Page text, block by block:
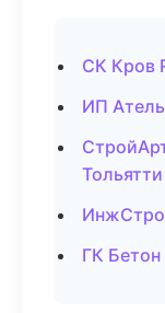
СК Кров
ИП
Тольятти
ГК